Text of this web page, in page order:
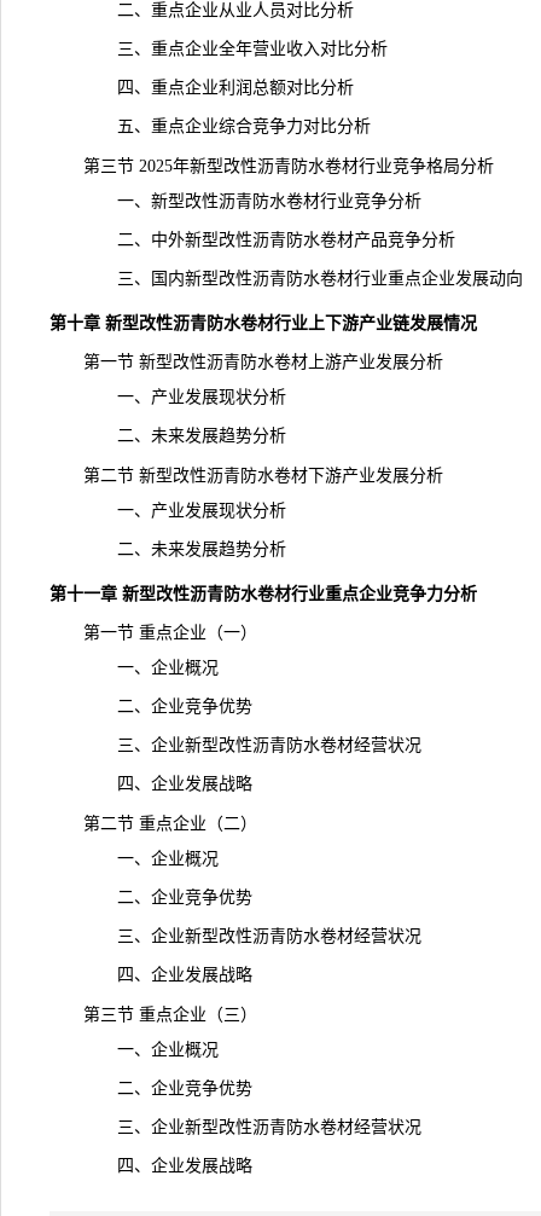
二、重点企业从业人员对比分析
三、重点企业全年营业收入对比分析
四、重点企业利润总额对比分析
五、重点企业综合竞争力对比分析
第三节 2025年新型改性沥青防水卷材行业竞争格局分析
一、新型改性沥青防水卷材行业竞争分析
二、中外新型改性沥青防水卷材产品竞争分析
三、国内新型改性沥青防水卷材行业重点企业发展动向
第十章 新型改性沥青防水卷材行业上下游产业链发展情况
第一节 新型改性沥青防水卷材上游产业发展分析
一、产业发展现状分析
二、未来发展趋势分析
第二节 新型改性沥青防水卷材下游产业发展分析
一、产业发展现状分析
二、未来发展趋势分析
第十一章 新型改性沥青防水卷材行业重点企业竞争力分析
第一节 重点企业（一）
一、企业概况
二、企业竞争优势
三、企业新型改性沥青防水卷材经营状况
四、企业发展战略
第二节 重点企业（二）
一、企业概况
二、企业竞争优势
三、企业新型改性沥青防水卷材经营状况
四、企业发展战略
第三节 重点企业（三）
一、企业概况
二、企业竞争优势
三、企业新型改性沥青防水卷材经营状况
四、企业发展战略